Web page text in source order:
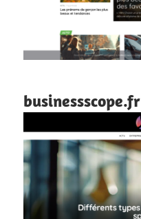
businessscope.fr